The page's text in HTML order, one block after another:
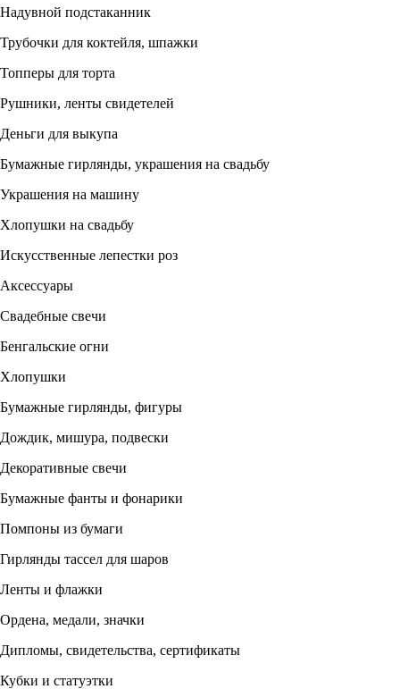
Надувной подстаканник
Трубочки для коктейля, шпажки
Топперы для торта
Рушники, ленты свидетелей
Деньги для выкупа
Бумажные гирлянды, украшения на свадьбу
Украшения на машину
Хлопушки на свадьбу
Искусственные лепестки роз
Аксессуары
Свадебные свечи
Бенгальские огни
Хлопушки
Бумажные гирлянды, фигуры
Дождик, мишура, подвески
Декоративные свечи
Бумажные фанты и фонарики
Помпоны из бумаги
Гирлянды тассел для шаров
Ленты и флажки
Ордена, медали, значки
Дипломы, свидетельства, сертификаты
Кубки и статуэтки